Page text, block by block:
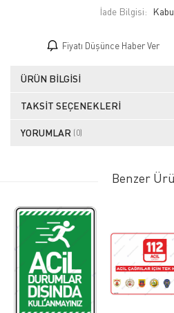
İade Bilgisi:
Fiyatı Düşünce Haber Ver
ÜRÜN BILGISI
TAKSIT SEÇENEKLERI
YORUMLAR (0)
Benzer